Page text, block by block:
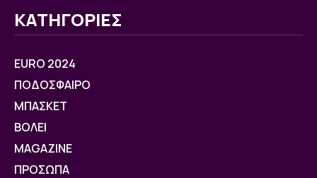
ΚΑΤΗΓΟΡΙΕΣ
EURO 2024
ΠΟΔΟΣΦΑΙΡΟ
ΜΠΑΣΚΕΤ
ΒOΛΕΙ
MAGAZINE
ΠΡΟΣΩΠΑ